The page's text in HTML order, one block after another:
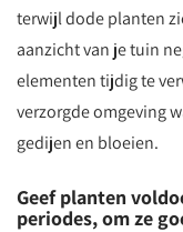
terwijl dode planten
aanzicht van je tuin
elementen tijdig te
verzorgde omgeving
gedijen en bloeien.
Geef planten
periodes, om ze